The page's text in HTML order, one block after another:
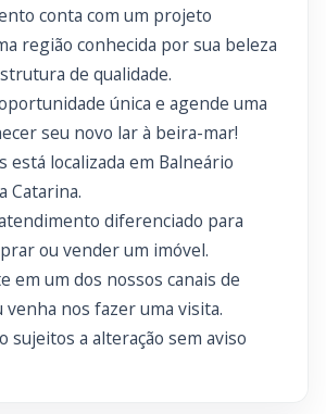
conta com um projeto
região conhecida por sua beleza
de qualidade.
única e agende uma
seu novo lar à beira-mar!
está localizada em Balneário
Catarina.
diferenciado para
ou vender um imóvel.
em um dos nossos canais de
nos fazer uma visita.
sujeitos a alteração sem aviso